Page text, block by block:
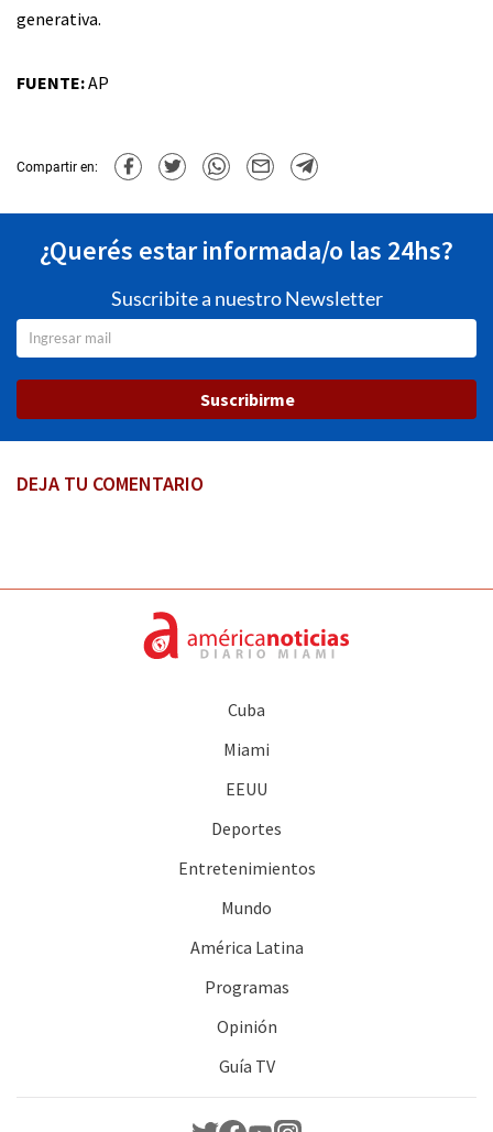
generativa.
FUENTE:AP
Compartir en:
¿Querés estar informada/o las 24hs?
Suscribite a nuestro Newsletter
Suscribirme
DEJA TU COMENTARIO
Cuba
Miami
EEUU
Deportes
Entretenimientos
Mundo
América Latina
Programas
Opinión
Guía TV